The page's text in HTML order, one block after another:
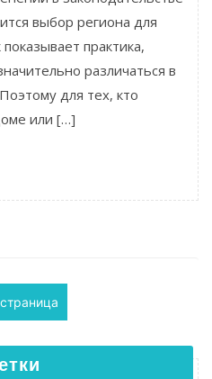
выбор региона для
практика,
различаться в
для тех, кто
или […]